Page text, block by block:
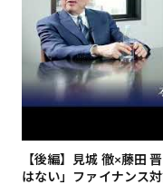
【後編】見城 徹×藤田
はない」ファイナンス